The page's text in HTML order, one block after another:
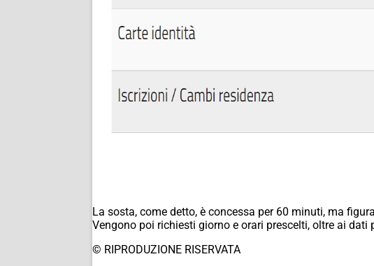
La sosta, come detto, è concessa per 60 minuti, ma
Vengono poi richiesti giorno e orari prescelti, oltre ai dati
© RIPRODUZIONE RISERVATA